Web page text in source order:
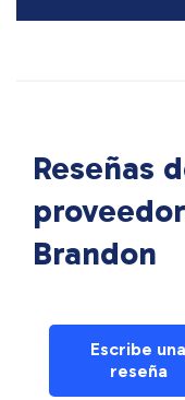
Reseñas
Brandon
Escribe una
reseña